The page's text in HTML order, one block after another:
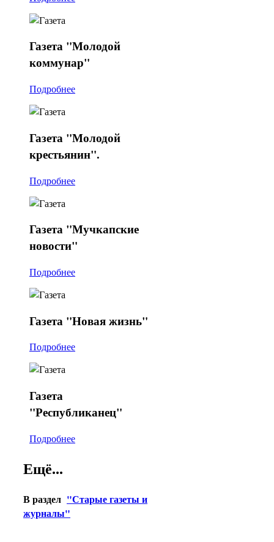
Газета "Молодой
коммунар"
Подробнее
Газета "Молодой
крестьянин".
Подробнее
Газета "Мучкапские
новости"
Подробнее
Газета "Новая жизнь"
Подробнее
Газета
"Республиканец"
Подробнее
Ещё...
В раздел "Старые газеты и
журналы"